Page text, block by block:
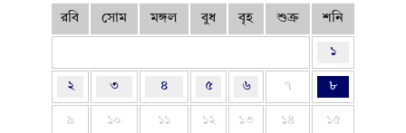
রবি সোম মঙ্গল বুধ বৃহ শুক্র শনি
১
২ ৩ ৪ ৫ ৬ ৭ ৮
৯ ১০ ১১ ১২ ১৩ ১৪ ১৫